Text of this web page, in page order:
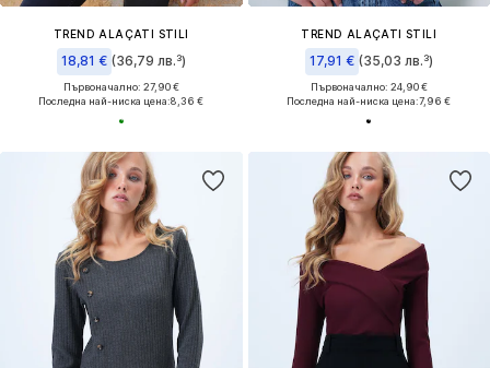
TREND ALAÇATI STILI
18,81 € (36,79 лв.³)
Първоначално: 27,90 €
Последна най-ниска цена:8,36 €
TREND ALAÇATI STILI
17,91 € (35,03 лв.³)
Първоначално: 24,90 €
Последна най-ниска цена:7,96 €